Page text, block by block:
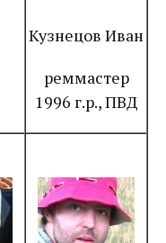
Кузнецов Иван
реммастер
1996 г.р., ПВД